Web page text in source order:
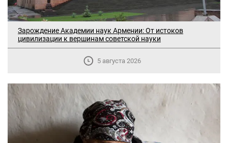
Зарождение Академии наук Армении: От истоков
цивилизации к вершинам советской науки
5 августа 2026